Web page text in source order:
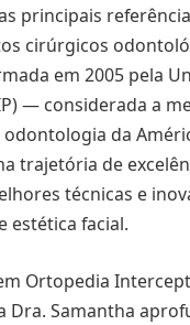
principais
cirúrgicos
em 2005 pela
— considerada a
da
trajetória de
técnicas e
estética facial.
Ortopedia
Dra. Samantha